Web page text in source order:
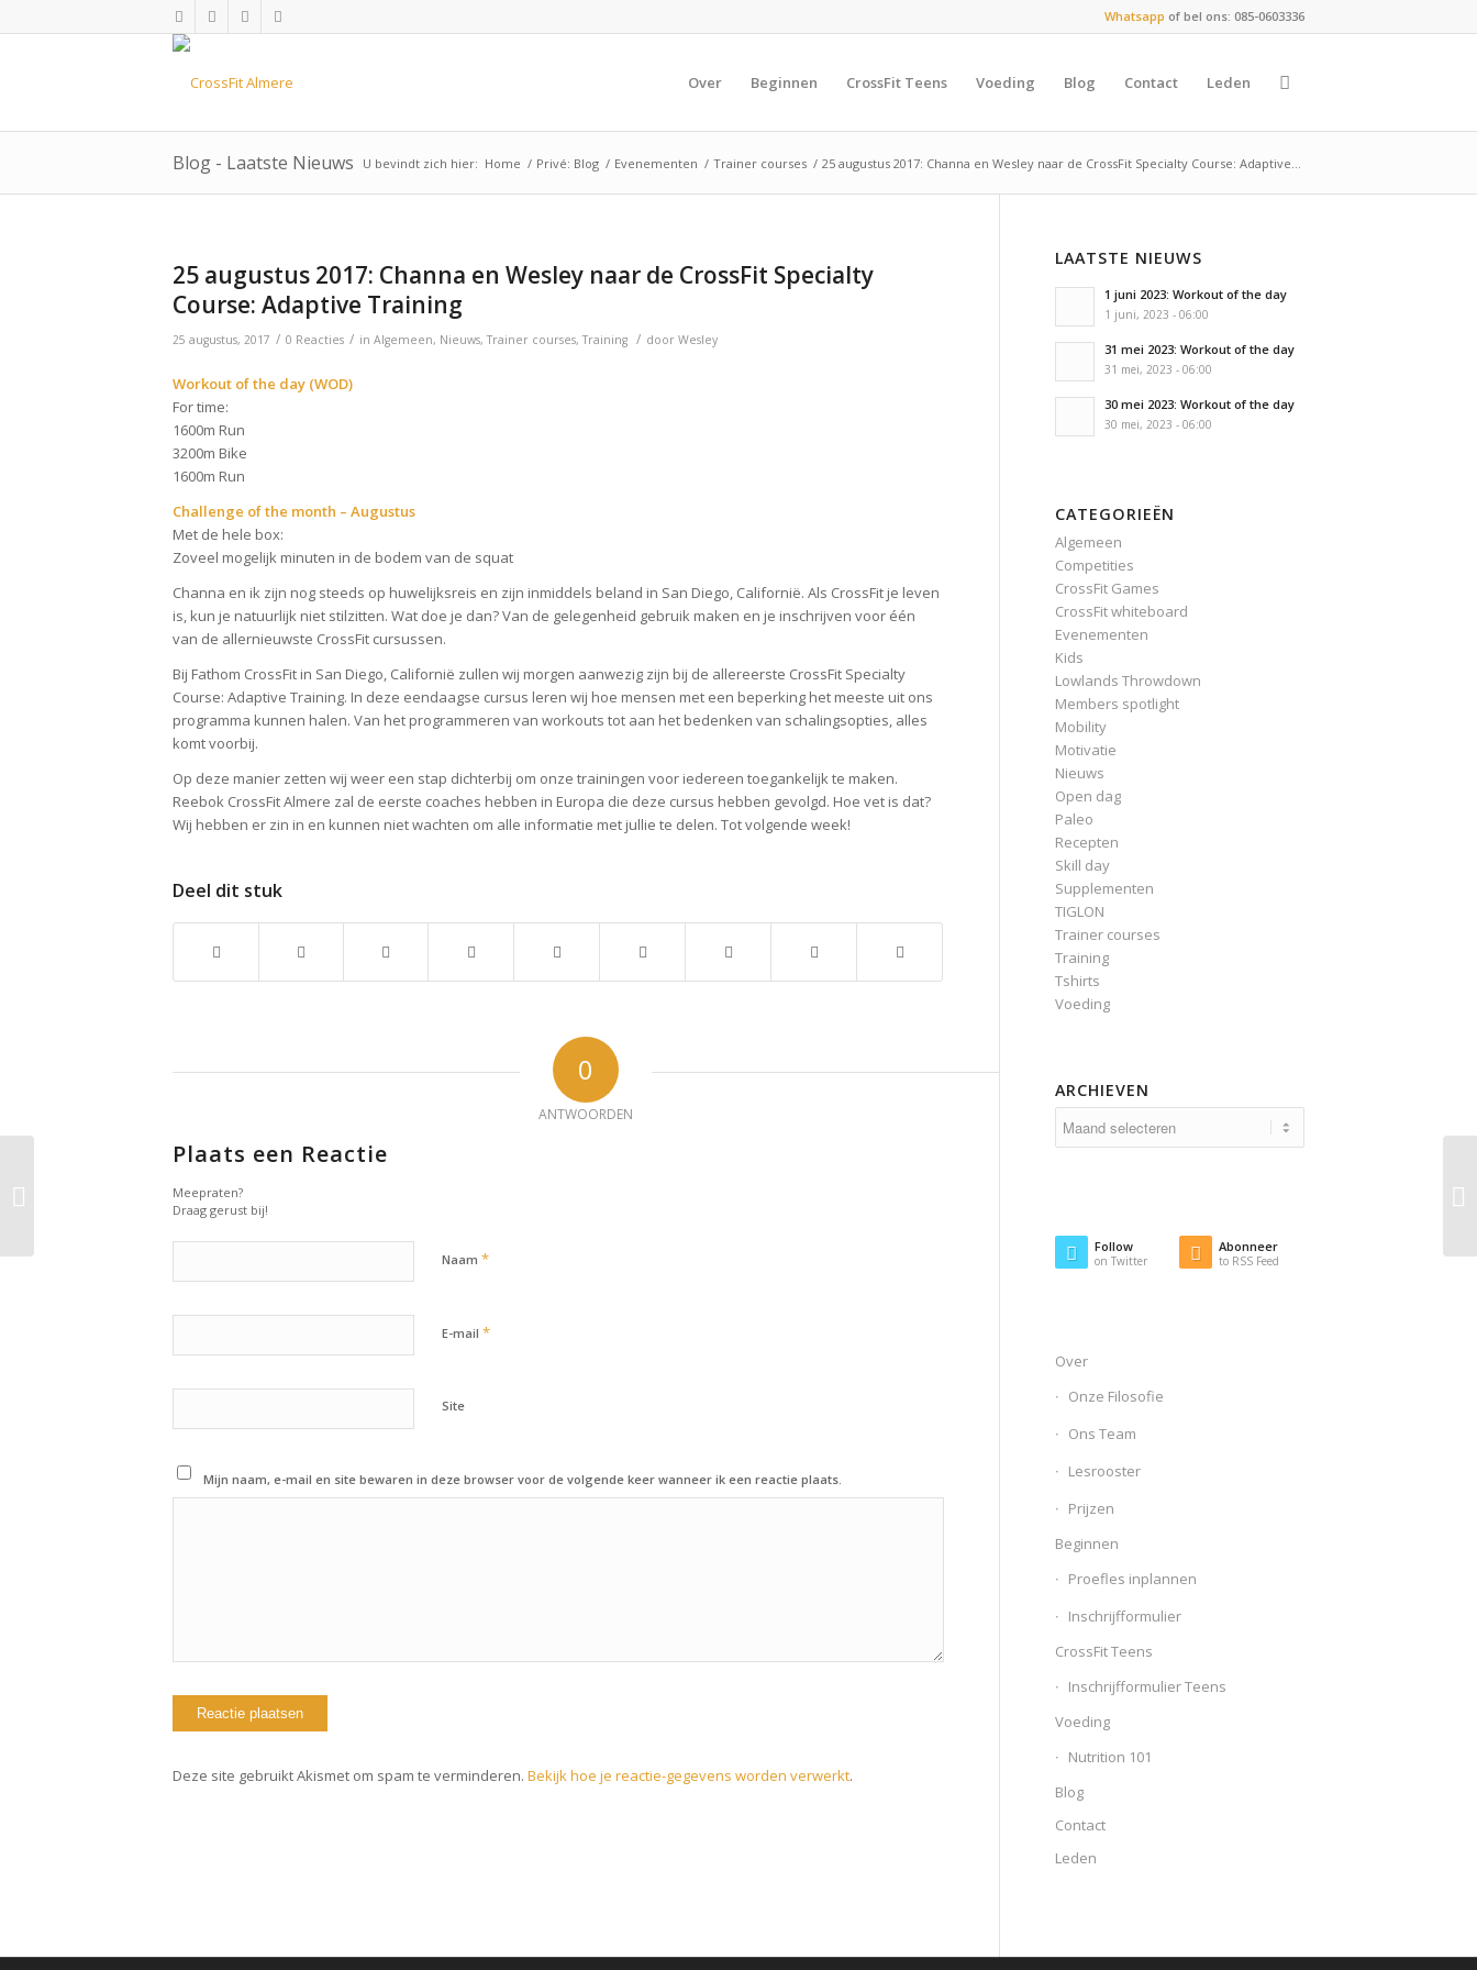
Whatsapp of bel ons: 085-0603336
Over Beginnen CrossFit Teens Voeding Blog Contact Leden
Blog - Laatste Nieuws U bevindt zich hier: Home / Privé: Blog / Evenementen / Trainer courses / 25 augustus 2017: Channa en Wesley naar de CrossFit Specialty Course: Adaptive...
25 augustus 2017: Channa en Wesley naar de CrossFit Specialty
Course: Adaptive Training
25 augustus, 2017 / 0 Reacties / in Algemeen, Nieuws,Trainer courses,Training / door Wesley
Workout of the day (WOD)
For time:
1600m Run
3200m Bike
1600m Run
Challenge of the month – Augustus
Met de hele box:
Zoveel mogelijk minuten in de bodem van de squat
Channa en ik zijn nog steeds op huwelijksreis en zijn inmiddels beland in San Diego, Californië. Als CrossFit je leven
is, kun je natuurlijk niet stilzitten. Wat doe je dan? Van de gelegenheid gebruik maken en je inschrijven voor één
van de allernieuwste CrossFit cursussen.
Bij Fathom CrossFit in San Diego, Californië zullen wij morgen aanwezig zijn bij de allereerste CrossFit Specialty
Course: Adaptive Training. In deze eendaagse cursus leren wij hoe mensen met een beperking het meeste uit ons
programma kunnen halen. Van het programmeren van workouts tot aan het bedenken van schalingsopties, alles
komt voorbij.
Op deze manier zetten wij weer een stap dichterbij om onze trainingen voor iedereen toegankelijk te maken.
Reebok CrossFit Almere zal de eerste coaches hebben in Europa die deze cursus hebben gevolgd. Hoe vet is dat?
Wij hebben er zin in en kunnen niet wachten om alle informatie met jullie te delen. Tot volgende week!
Deel dit stuk
0
ANTWOORDEN
Plaats een Reactie
Meepraten?
Draag gerust bij!
Naam *
E-mail *
Site
Mijn naam, e-mail en site bewaren in deze browser voor de volgende keer wanneer ik een reactie plaats.
Deze site gebruikt Akismet om spam te verminderen. Bekijk hoe je reactie-gegevens worden verwerkt.
LAATSTE NIEUWS
1 juni 2023: Workout of the day
1 juni, 2023 - 06:00
31 mei 2023: Workout of the day
31 mei, 2023 - 06:00
30 mei 2023: Workout of the day
30 mei, 2023 - 06:00
CATEGORIEËN
Algemeen
Competities
CrossFit Games
CrossFit whiteboard
Evenementen
Kids
Lowlands Throwdown
Members spotlight
Mobility
Motivatie
Nieuws
Open dag
Paleo
Recepten
Skill day
Supplementen
TIGLON
Trainer courses
Training
Tshirts
Voeding
ARCHIEVEN
Follow
on Twitter
Abonneer
to RSS Feed
Over
Onze Filosofie
Ons Team
Lesrooster
Prijzen
Beginnen
Proefles inplannen
Inschrijfformulier
CrossFit Teens
Inschrijfformulier Teens
Voeding
Nutrition 101
Blog
Contact
Leden
24 augustus 2017: NO
SH#T Thursday Meal –